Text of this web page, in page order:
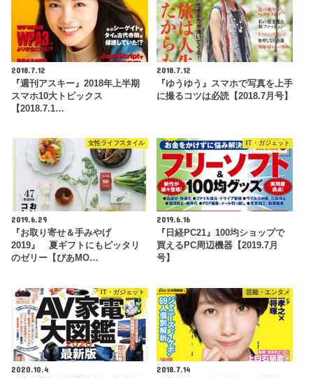
2018.7.12
『週刊アスキー』2018年上半期
スマホ10大トピックス
【2018.7.1…
2018.7.12
『ゆうゆう』スマホで写真を上手
に撮るコツは必読【2018.7月号】
女性ライフスタイル
2019.6.29
『お取り寄せ＆手みやげ
2019』 夏ギフトにもピッタリ
のゼリー【ぴあMO…
IT・ガジェット
2019.6.16
『日経PC21』100均ショップで
買えるPC周辺機器【2019.7月
号】
IT・ガジェット
2020.10.4
芸能・エンタメ
2018.7.14